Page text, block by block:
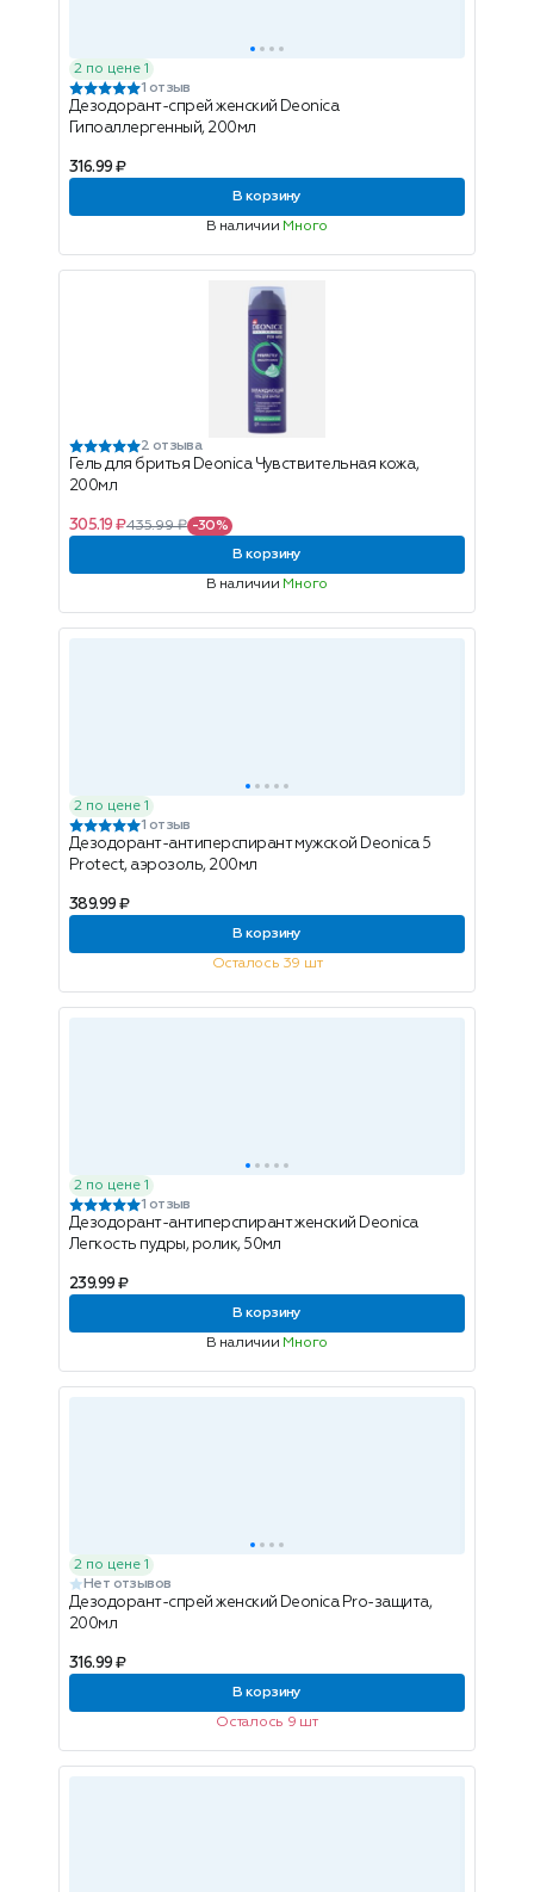
2 по цене 1
1 отзыв
Дезодорант-спрей женский Deonica
Гипоаллергенный, 200мл
316.99 ₽
В корзину
В наличии Много
2 отзыва
Гель для бритья Deonica Чувствительная кожа,
200мл
305.19 ₽435.99 ₽ -30%
В корзину
В наличии Много
2 по цене 1
1 отзыв
Дезодорант-антиперспирант мужской Deonica 5
Protect, аэрозоль, 200мл
389.99 ₽
В корзину
Осталось 39 шт
2 по цене 1
1 отзыв
Дезодорант-антиперспирант женский Deonica
Легкость пудры, ролик, 50мл
239.99 ₽
В корзину
В наличии Много
2 по цене 1
Нет отзывов
Дезодорант-спрей женский Deonica Pro-защита,
200мл
316.99 ₽
В корзину
Осталось 9 шт